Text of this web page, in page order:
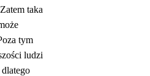
taka
tym
ludzi